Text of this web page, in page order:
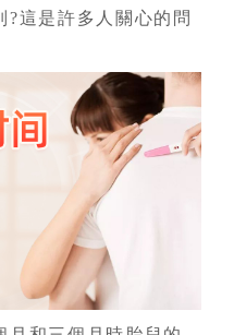
?這是許多人關心的問